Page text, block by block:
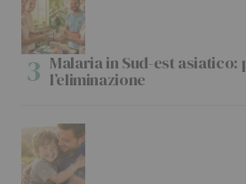
Malaria in Sud-est
l’eliminazione